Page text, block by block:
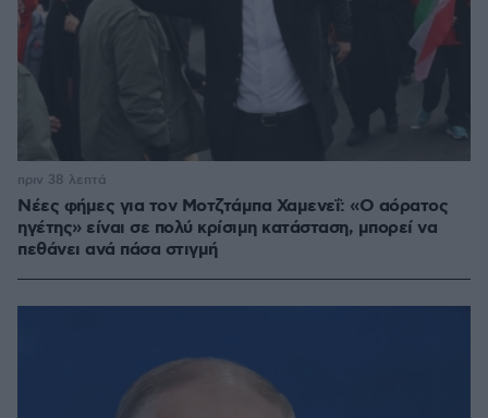
Νέες φήμες για τον Μοτζτάμπα Χαμενεΐ: «Ο αόρατος
ηγέτης» είναι σε πολύ κρίσιμη κατάσταση, μπορεί να
πεθάνει ανά πάσα στιγμή
πριν 38 λεπτά